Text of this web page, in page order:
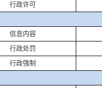
行政许可
信息内容
行政处罚
行政强制